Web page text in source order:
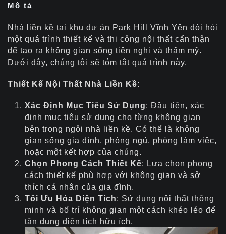
Mô tả
Nhà liền kề tại khu dự án Park Hill Vĩnh Yên đòi hỏi
một quá trình thiết kế và thi công nội thất cẩn thận
để tạo ra không gian sống tiện nghi và thẩm mỹ.
Dưới đây, chúng tôi sẽ tóm tắt quá trình này.
Thiết Kế Nội Thất Nhà Liền Kề:
Xác Định Mục Tiêu Sử Dụng: Đầu tiên, xác
định mục tiêu sử dụng cho từng không gian
bên trong ngôi nhà liền kề. Có thể là không
gian sống gia đình, phòng ngủ, phòng làm việc,
hoặc một kết hợp của chúng.
Chọn Phong Cách Thiết Kế: Lựa chọn phong
cách thiết kế phù hợp với không gian và sở
thích cá nhân của gia đình.
Tối Ưu Hóa Diện Tích: Sử dụng nội thất thông
minh và bố trí không gian một cách khéo léo để
tận dụng diện tích hữu ích.